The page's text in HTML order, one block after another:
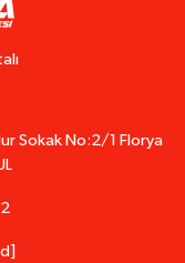
Sokak No:2/1 Florya